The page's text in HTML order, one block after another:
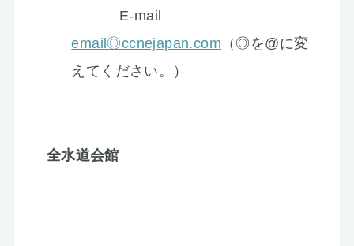
E-mail
email◎ccnejapan.com （◎を@に変
えてください。）
全水道会館